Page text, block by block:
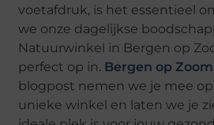
voetafdruk, is het essentieel
we onze dagelijkse
Natuurwinkel in Bergen op
perfect op in. Bergen op
blogpost nemen we je mee
unieke winkel en laten we je